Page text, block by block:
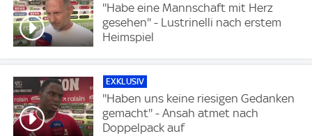
''Habe eine Mannschaft mit Herz
gesehen'' - Lustrinelli nach erstem
Heimspiel
EXKLUSIV
''Haben uns keine riesigen Gedanken
gemacht'' - Ansah atmet nach
Doppelpack auf